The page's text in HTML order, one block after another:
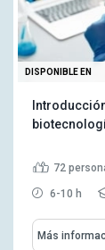
DISPONIBLE EN
72
6-10 h
Más